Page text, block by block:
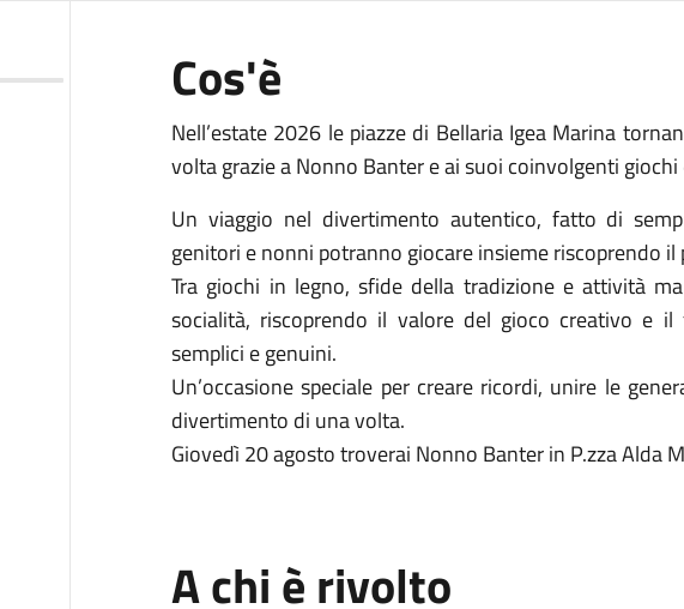
Cos'è
Nell’estate 2026 le piazze di Bellaria Igea Marina
volta grazie a Nonno Banter e ai suoi coinvolgenti
Un viaggio nel divertimento autentico, fatto di
genitori e nonni potranno giocare insieme riscoprendo il
Tra giochi in legno, sfide della tradizione e attività
socialità, riscoprendo il valore del gioco creativo e
semplici e genuini.
Un’occasione speciale per creare ricordi, unire le
divertimento di una volta.
Giovedì 20 agosto troverai Nonno Banter in P.zza Alda
A chi è rivolto